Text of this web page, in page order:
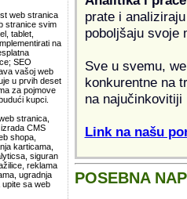
web stranica
stranice svim
tablet,
na
SEO
vašoj web
u prvih deset
za pojmove
kupci.
stranica,
CMS
shopa,
karticama,
siguran
reklama
ugradnja
sa web
prate i
poboljšaju svoje
Sve u svemu,
konkurentne na
na najučinkovitiji
Link na našu
POSEBNA